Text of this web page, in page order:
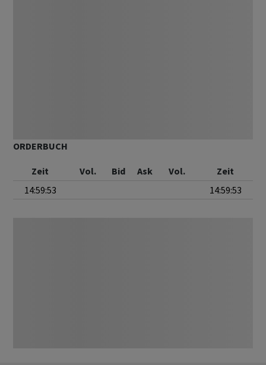
ORDERBUCH
Zeit Vol. Bid Ask Vol.
Zeit
14:59:53
14:59:53